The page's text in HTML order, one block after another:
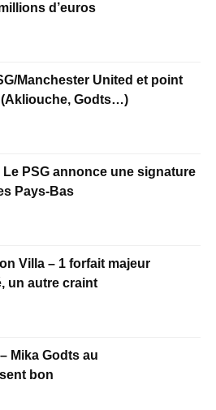
d’euros
Manchester United et point
Godts…)
Le PSG annonce une signature
Pays-Bas
Villa – 1 forfait majeur
un autre craint
Mika Godts au
bon